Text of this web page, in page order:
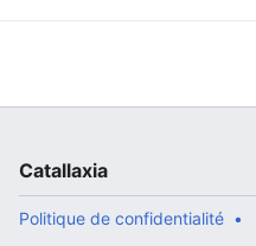
Catallaxia
Politique de confidentialité